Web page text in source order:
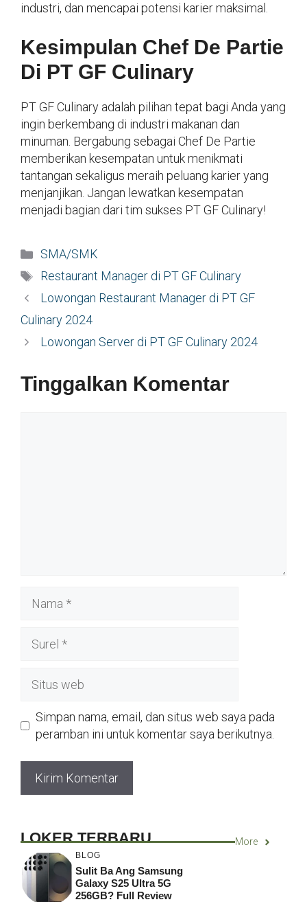
industri, dan mencapai potensi karier maksimal.
Kesimpulan Chef De Partie
Di PT GF Culinary
PT GF Culinary adalah pilihan tepat bagi Anda yang
ingin berkembang di industri makanan dan
minuman. Bergabung sebagai Chef De Partie
memberikan kesempatan untuk menikmati
tantangan sekaligus meraih peluang karier yang
menjanjikan. Jangan lewatkan kesempatan
menjadi bagian dari tim sukses PT GF Culinary!
Kategori
SMA/SMK
Tag
Restaurant Manager di PT GF Culinary
Lowongan Restaurant Manager di PT GF
Culinary 2024
Lowongan Server di PT GF Culinary 2024
Tinggalkan Komentar
web
Simpan nama, email, dan situs web saya pada
peramban ini untuk komentar saya berikutnya.
LOKER TERBARU More
BLOG
Sulit Ba Ang Samsung
Galaxy S25 Ultra 5G
256GB? Full Review